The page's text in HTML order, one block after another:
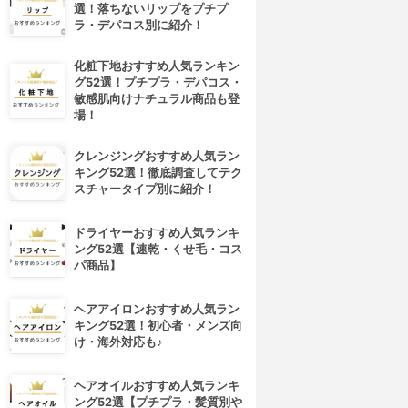
4位
NEW YORK(メ NARS(ナーズ)
選！落ちないリップをプチプ
ラ・デパコス別に紹介！
化粧下地おすすめ人気ランキン
グ52選！プチプラ・デパコス・
敏感肌向けナチュラル商品も登
場！
クレンジングおすすめ人気ラン
キング52選！徹底調査してテク
スチャータイプ別に紹介！
ドライヤーおすすめ人気ランキ
ング52選【速乾・くせ毛・コス
パ商品】
ヘアアイロンおすすめ人気ラン
キング52選！初心者・メンズ向
け・海外対応も♪
ヘアオイルおすすめ人気ランキ
ング52選【プチプラ・髪質別や